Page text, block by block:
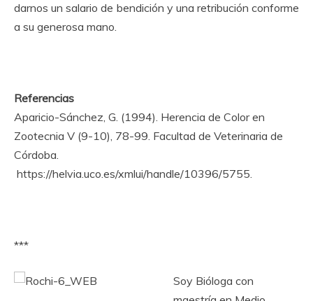
darnos un salario de bendición y una retribución conforme
a su generosa mano.
Referencias
Aparicio-Sánchez, G. (1994). Herencia de Color en
Zootecnia V (9-10), 78-99. Facultad de Veterinaria de
Córdoba.
https://helvia.uco.es/xmlui/handle/10396/5755.
***
Soy Bióloga con